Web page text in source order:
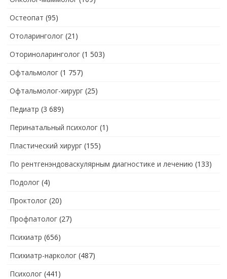
Остеопат (95)
Отоларинголог (21)
Оториноларинголог (1 503)
Офтальмолог (1 757)
Офтальмолог-хирург (25)
Педиатр (3 689)
Перинатальный психолог (1)
Пластический хирург (155)
По рентгенэндоваскулярным диагностике и лечению (133)
Подолог (4)
Проктолог (20)
Профпатолог (27)
Психиатр (656)
Психиатр-нарколог (487)
Психолог (441)